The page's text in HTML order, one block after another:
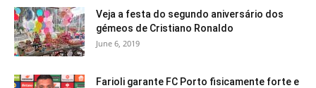
Veja a festa do segundo aniversário dos
gémeos de Cristiano Ronaldo
June 6, 2019
Farioli garante FC Porto fisicamente forte e